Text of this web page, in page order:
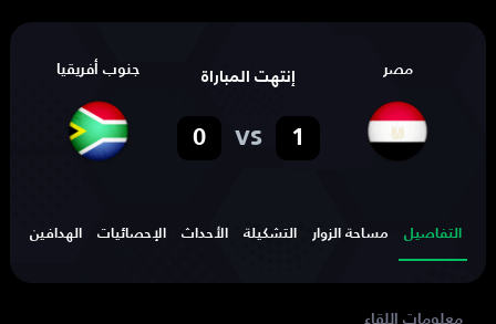
مصر إنتهت المباراة
1
vs
0
جنوب أفريقيا
التفاصيل مساحة الزوار التشكيلة الأحداث الإحصائيات الهدافين